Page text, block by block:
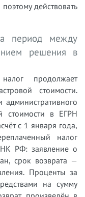
действовать
период между
решения в
продолжает
стоимости.
стоимости в ЕГРН
с 1 января года,
налог
НК РФ: заявление о
срок возврата —
Проценты за
на сумму